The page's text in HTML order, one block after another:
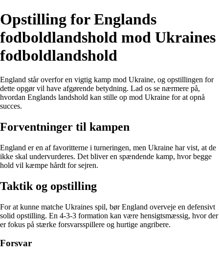
Opstilling for Englands
fodboldlandshold mod Ukraines
fodboldlandshold
England står overfor en vigtig kamp mod Ukraine, og opstillingen for
dette opgør vil have afgørende betydning. Lad os se nærmere på,
hvordan Englands landshold kan stille op mod Ukraine for at opnå
succes.
Forventninger til kampen
England er en af favoritterne i turneringen, men Ukraine har vist, at de
ikke skal undervurderes. Det bliver en spændende kamp, hvor begge
hold vil kæmpe hårdt for sejren.
Taktik og opstilling
For at kunne matche Ukraines spil, bør England overveje en defensivt
solid opstilling. En 4-3-3 formation kan være hensigtsmæssig, hvor der
er fokus på stærke forsvarsspillere og hurtige angribere.
Forsvar